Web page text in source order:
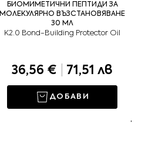
БИОМИМЕТИЧНИ ПЕПТИДИ ЗА
МОЛЕКУЛЯРНО ВЪЗСТАНОВЯВАНЕ
30 МЛ
K2.0 Bond-Building Protector Оil
36,56 € 71,51 лв
ДОБАВИ